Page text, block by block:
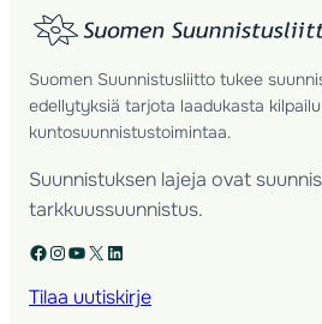
Suomen Suunnistusliitto tukee
edellytyksiä tarjota laadukasta
kuntosuunnistustoimintaa.
Suunnistuksen lajeja ovat
tarkkuussuunnistus.
Facebook Instagram YouTube X LinkedIn
Tilaa uutiskirje